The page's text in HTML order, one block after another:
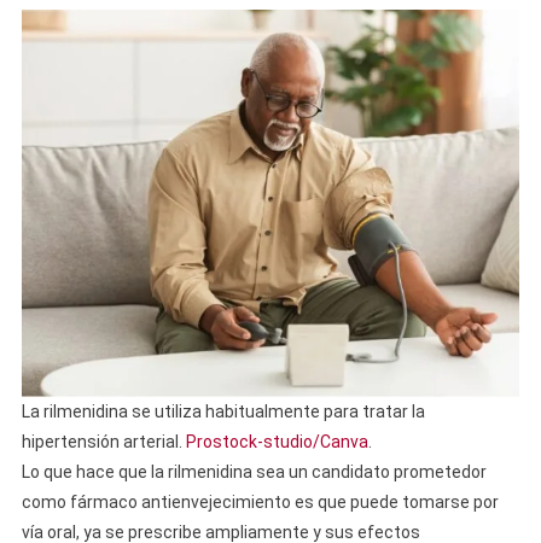
La rilmenidina se utiliza habitualmente para tratar la
hipertensión arterial.
Prostock-studio/Canva
Lo que hace que la rilmenidina sea un candidato prometedor
como fármaco antienvejecimiento es que puede tomarse por
vía oral, ya se prescribe ampliamente y sus efectos